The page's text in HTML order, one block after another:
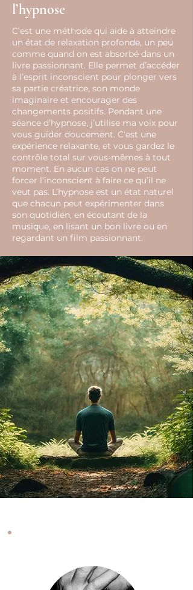
l’hypnose
C’est une méthode qui aide à atteindre
un état de relaxation profonde, un peu
comme quand on est absorbé dans un
livre passionnant. Elle permet d’accéder
à l’esprit inconscient pour plonger vers
sa partie créatrice, son monde
imaginaire et encourager des
changements positifs. Pendant une
séance d’hypnose, j’utilise ma voix pour
vous guider doucement. C’est une
expérience relaxante, et vous gardez le
contrôle total sur vous-mêmes à tout
moment. En aucun cas on ne peut
forcer l’inconscient à faire ce qu’il ne
veut pas. L’hypnose est un état naturel
que chacun peut expérimenter dans
son quotidien, en écoutant de la
musique, en lisant un bon livre ou en
regardant un film passionnant.